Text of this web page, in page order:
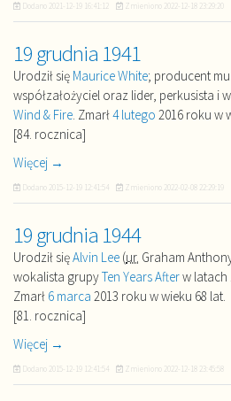
Dodano 2021-12-19 16:41:12 Zmieniono 2022-12-18 23:29:20
19 grudnia 1941
Urodził się Maurice White; producent
współzałożyciel oraz lider, perkusista i
Wind & Fire. Zmarł4 lutego 2016 roku w
[84. rocznica]
Więcej →
Dodano 2015-12-19 12:41:54 Zmieniono 2022-02-08 22:29:19
19 grudnia 1944
Urodził sięAlvin Lee (ur. Graham
wokalista grupyTen Years Afterw latach
Zmarł 6 marca 2013 roku w wieku 68 lat.
[81. rocznica]
Więcej →
Dodano 2015-12-19 12:41:54 Zmieniono 2022-12-18 23:45:58